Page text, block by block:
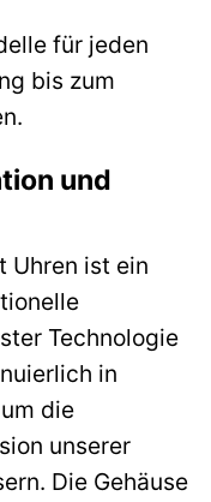
für jeden
bis zum
und
Uhren ist ein
Technologie
in
die
unserer
Die Gehäuse